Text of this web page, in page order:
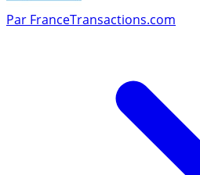
Par FranceTransactions.com